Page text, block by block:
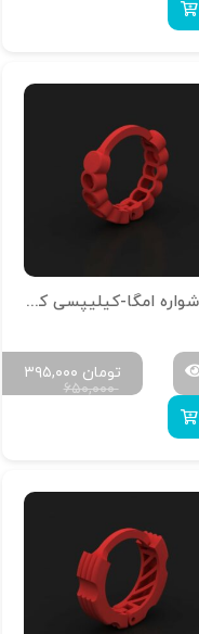
گوشواره امگا-کیلیپسی کد g-n-15
۶۵۰,۰۰۰
۳۹۵,۰۰۰ تومان